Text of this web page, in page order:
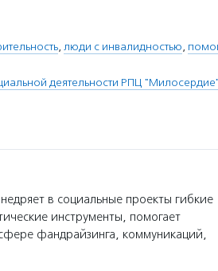
, люди с инвалидностью,
деятельности РПЦ "Милосердие"
в социальные проекты гибкие
инструменты, помогает
фандрайзинга, коммуникаций,